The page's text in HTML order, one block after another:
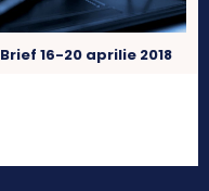
Brief 16-20 aprilie 2018